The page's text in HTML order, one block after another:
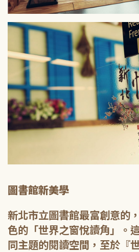
圖書館新美學
新北市立圖書館最富創意的
色的「世界之窗悅讀角」。
同主題的閱讀空間，至於『